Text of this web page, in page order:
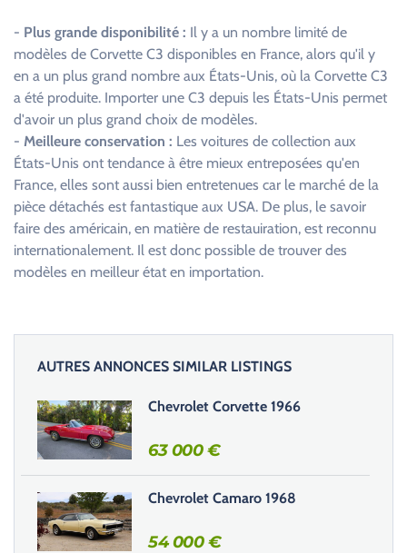
- Plus grande disponibilité : Il y a un nombre limité de
modèles de Corvette C3 disponibles en France, alors qu'il y
en a un plus grand nombre aux États-Unis, où la Corvette C3
a été produite. Importer une C3 depuis les États-Unis permet
d'avoir un plus grand choix de modèles.
- Meilleure conservation : Les voitures de collection aux
États-Unis ont tendance à être mieux entreposées qu'en
France, elles sont aussi bien entretenues car le marché de la
pièce détachés est fantastique aux USA. De plus, le savoir
faire des américain, en matière de restauiration, est reconnu
internationalement. Il est donc possible de trouver des
modèles en meilleur état en importation.
AUTRES ANNONCES SIMILAR LISTINGS
Chevrolet Corvette 1966
63 000€
Chevrolet Camaro 1968
54 000€